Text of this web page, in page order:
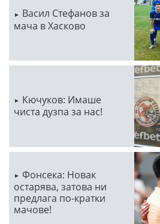
Васил Стефанов за
мача в Хасково
Кючуков: Имаше
чиста дузпа за нас!
Фонсека: Новак
остарява, затова ни
предлага по-кратки
мачове!